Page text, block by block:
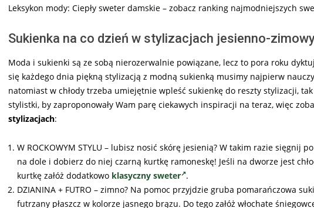
Leksykon mody: Ciepły sweter damskie – zobacz ranking najmodniejszych
Sukienka na co dzień w stylizacjach jesienno-
Moda i sukienki są ze sobą nierozerwalnie powiązane, lecz to pora roku
się każdego dnia piękną stylizacją z modną sukienką musimy najpierw
natomiast w chłody trzeba umiejętnie wpleść sukienkę do reszty stylizacji, tak
stylistki, by zaproponowały Wam parę ciekawych inspiracji na teraz, więc
stylizacjach:
W ROCKOWYM STYLU – lubisz nosić skórę jesienią? W takim razie sięgnij
na dole i dobierz do niej czarną kurtkę ramoneskę! Jeśli na dworze jest
kurtkę załóż dodatkowo klasyczny sweter .
DZIANINA + FUTRO – zimno? Na pomoc przyjdzie gruba pomarańczowa
futrzany płaszcz w kolorze jasnego brązu. Do tego załóż włochate